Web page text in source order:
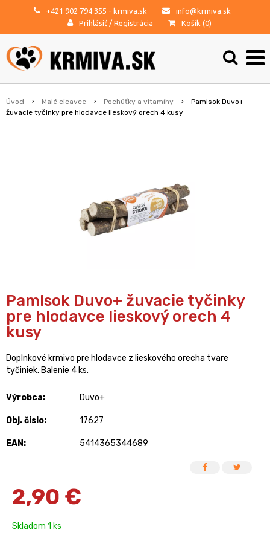
+421 902 794 355 - krmiva.sk
info@krmiva.sk
Prihlásiť / Registrácia Košík (0)
Úvod Malé cicavce Pochúťky a vitamíny
Pamlsok Duvo+
žuvacie tyčinky pre hlodavce lieskový orech 4 kusy
Pamlsok Duvo+ žuvacie tyčinky
pre hlodavce lieskový orech 4
kusy
Doplnkové krmivo pre hlodavce z lieskového orecha tvare
tyčiniek. Balenie 4 ks.
Výrobca: Duvo+
Obj. čislo: 17627
EAN: 5414365344689
2,90 €
Skladom 1 ks